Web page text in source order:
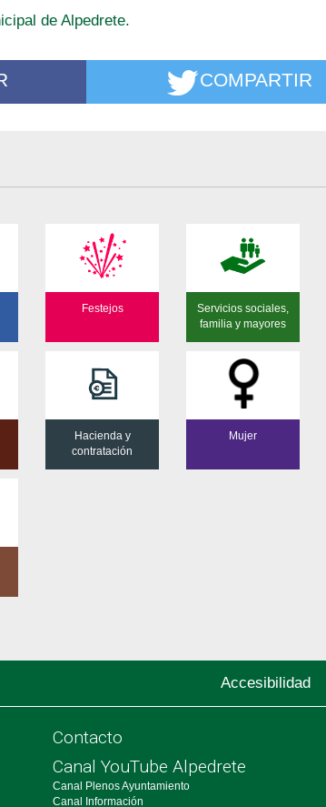
de Alpedrete.
COMPARTIR
Festejos
Servicios sociales,
familia y mayores
Hacienda y
contratación
Mujer
Accesibilidad
Contacto
Canal YouTube Alpedrete
Canal Plenos Ayuntamiento
Canal Información